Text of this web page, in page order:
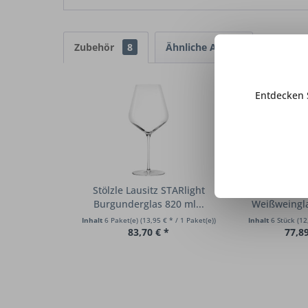
Zubehör 8 Ähnliche Artikel
Stölzle Lausitz STARlight
Burgunderglas 820 ml...
Inhalt 6 Paket(e) (13,95 € * / 1 Paket(e))
83,70 € *
Inhalt 6 Stück
Entdecken